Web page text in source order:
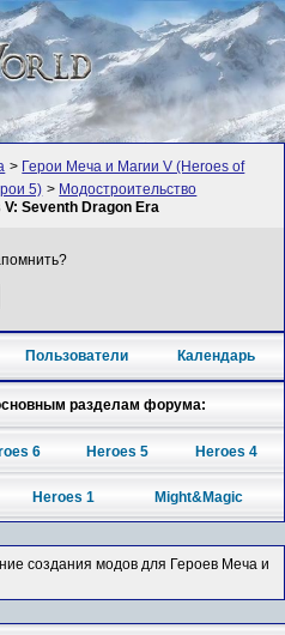
> Герои Меча и Магии V (Heroes of
5) > Модостроительство
V: Seventh Dragon Era
Пользователи Календарь
разделам форума:
6 Heroes 5 Heroes 4
Heroes 1 Might&Magic
создания модов для Героев Меча и